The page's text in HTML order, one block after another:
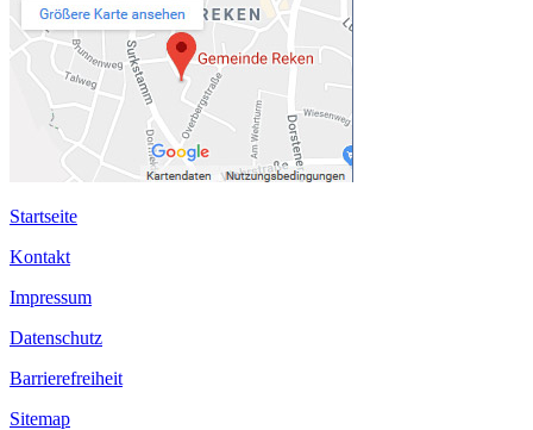
Startseite
Kontakt
Impressum
Datenschutz
Barrierefreiheit
Sitemap